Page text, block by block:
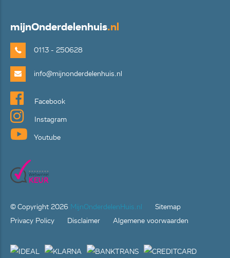
mijnOnderdelenhuis.nl
0113 - 250628
info@mijnonderdelenhuis.nl
Facebook
Instagram
Youtube
© Copyright 2026 MijnOnderdelenHuis.nl
Sitemap
Privacy Policy
Disclaimer Algemene voorwaarden